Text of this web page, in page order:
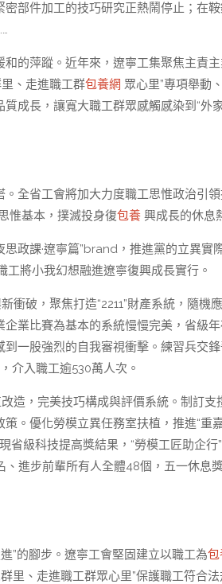
部件加工的技巧研究正熱鬧停止；在
的萍蹤。近年來，遼寧工集聚焦主責主
、走進職工群包養網 眾心里”專項舉動
成長，讓寬大職工群眾感觸感染到“外
全省工會將加大力度職工思惟政治引
惟基本，撲滅投身復包養 興成長的休息
政課·遼寧篇”brand，推進黨的立異
工將小我幻想融進遼寧復興成長實行。
衝破，聚焦打造“2211”財產系統，隨機
業比賽為基本的系統慢慢完美，省級
一股強烈的自我審視衝擊。練習兵交
介入職工逾530萬人次。
造，完美技巧構成與評價系統。制訂支
。優化勞模立異任務室扶植，推進“重
省級科技提高獎結果，“勞模工匠助企
、進步前輩所有人全體48個，五一休息
”的腳步。遼寧工會堅固建立以職工為包
里、走進職工群眾心里”保護職工符合